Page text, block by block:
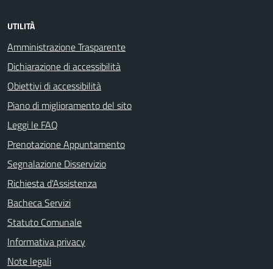
UTILITÀ
Amministrazione Trasparente
Dichiarazione di accessibilità
Obiettivi di accessibilità
Piano di miglioramento del sito
Leggi le FAQ
Prenotazione Appuntamento
Segnalazione Disservizio
Richiesta d'Assistenza
Bacheca Servizi
Statuto Comunale
Informativa privacy
Note legali